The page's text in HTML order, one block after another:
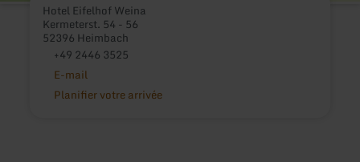
Hotel Eifelhof Weina
Kermeterst. 54 - 56
52396 Heimbach
+49 2446 3525
E-mail
Planifier votre arrivée